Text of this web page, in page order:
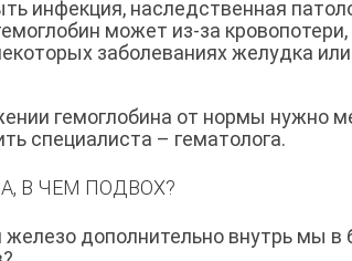
инфекция, наследственная
может из-за
заболеваниях желудка
гемоглобина от нормы нужно
специалиста – гематолога.
В ЧЕМ ПОДВОХ?
дополнительно внутрь мы в